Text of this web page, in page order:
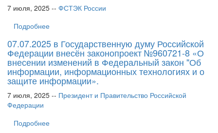
7 июля, 2025 -- ФСТЭК России
Подробнее
07.07.2025 в Государственную думу Российской
Федерации внесён законопроект №960721-8 «О
внесении изменений в Федеральный закон "Об
информации, информационных технологиях и о
защите информации».
7 июля, 2025 -- Президент и Правительство Российской
Федерации
Подробнее